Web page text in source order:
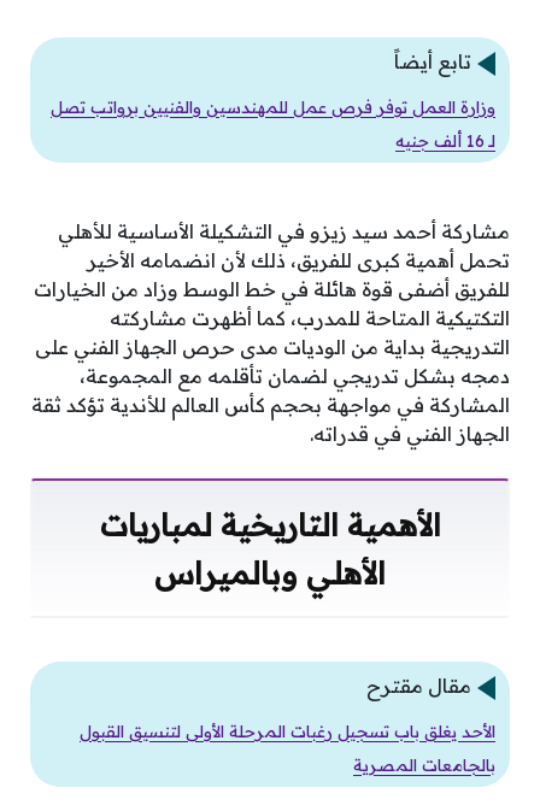
تابع أيضاً
وزارة العمل توفر فرص عمل للمهندسين والفنيين برواتب تصل
لـ 16 ألف جنيه
مشاركة أحمد سيد زيزو في التشكيلة الأساسية للأهلي
تحمل أهمية كبرى للفريق، ذلك لأن انضمامه الأخير
للفريق أضفى قوة هائلة في خط الوسط وزاد من الخيارات
التكتيكية المتاحة للمدرب، كما أظهرت مشاركته
التدريجية بداية من الوديات مدى حرص الجهاز الفني على
دمجه بشكل تدريجي لضمان تأقلمه مع المجموعة،
المشاركة في مواجهة بحجم كأس العالم للأندية تؤكد ثقة
الجهاز الفني في قدراته.
الأهمية التاريخية لمباريات
الأهلي وبالميراس
مقال مقترح
الأحد يغلق باب تسجيل رغبات المرحلة الأولى لتنسيق القبول
بالجامعات المصرية